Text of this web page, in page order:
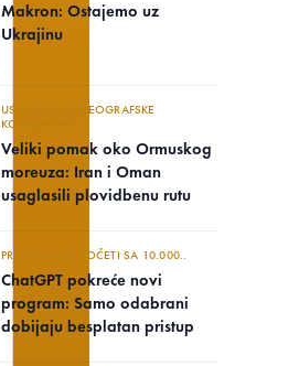
Makron: Ostajemo uz
Ukrajinu
USAGLAŠENE GEOGRAFSKE
KOORDINATE
Veliki pomak oko Ormuskog
moreuza: Iran i Oman
usaglasili plovidbenu rutu
PROGRAM ĆE POČETI SA 10.000..
ChatGPT pokreće novi
program: Samo odabrani
dobijaju besplatan pristup